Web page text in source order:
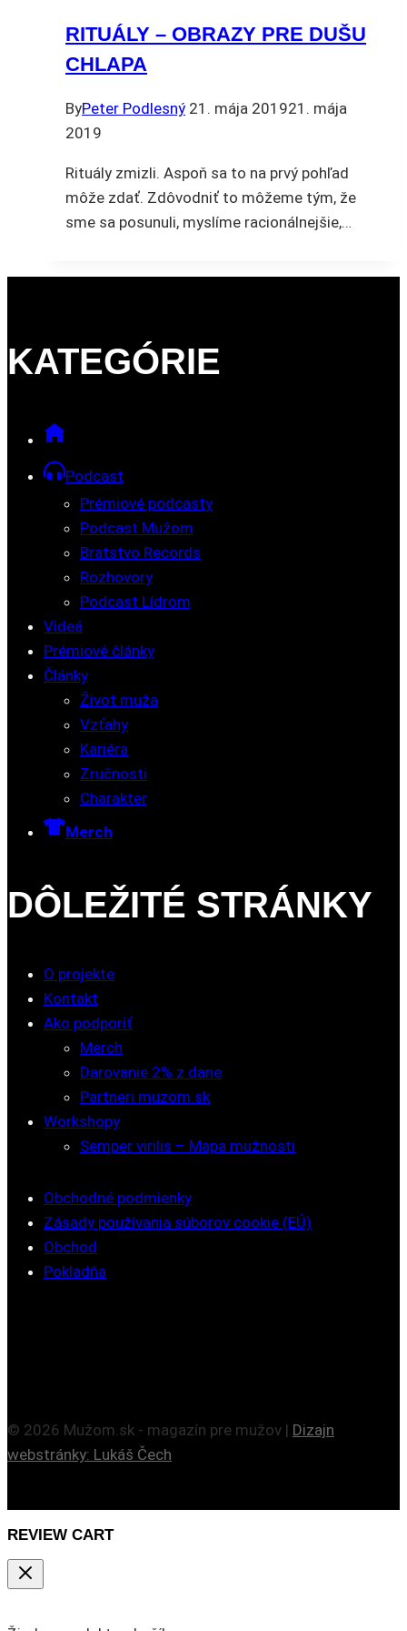
RITUÁLY – OBRAZY PRE DUŠU
CHLAPA
ByPeter Podlesný 21. mája 201921. mája
2019
Rituály zmizli. Aspoň sa to na prvý pohľad
môže zdať. Zdôvodniť to môžeme tým, že
sme sa posunuli, myslíme racionálnejšie,…
KATEGÓRIE
Podcast
Prémiové podcasty
Podcast Mužom
Bratstvo Records
Rozhovory
Podcast Lídrom
Videá
Prémiové články
Články
Život muža
Vzťahy
Kariéra
Zručnosti
Charakter
Merch
DÔLEŽITÉ STRÁNKY
O projekte
Kontakt
Ako podporiť
Merch
Darovanie 2% z dane
Partneri muzom.sk
Workshopy
Semper virilis – Mapa mužnosti
Obchodné podmienky
Zásady používania súborov cookie (EÚ)
Obchod
Pokladňa
© 2026 Mužom.sk - magazín pre mužov | Dizajn
webstránky: Lukáš Čech
REVIEW CART